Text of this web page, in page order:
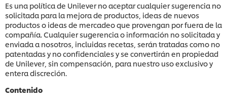
Es una política de Unilever no aceptar cualquier sugerencia no
solicitada para la mejora de productos, ideas de nuevos
productos o ideas de mercadeo que provengan por fuera de la
compañía. Cualquier sugerencia o información no solicitada y
enviada a nosotros, incluidas recetas, serán tratadas como no
patentadas y no confidenciales y se convertirán en propiedad
de Unilever, sin compensación, para nuestro uso exclusivo y
entera discreción.
Contenido